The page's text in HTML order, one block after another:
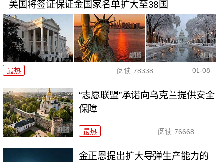
美国将签证保证金国家名单扩大至38国
最热 阅读 78338 01-08
“志愿联盟”承诺向乌克兰提供安全
保障
最热 阅读 76668
金正恩提出扩大导弹生产能力的